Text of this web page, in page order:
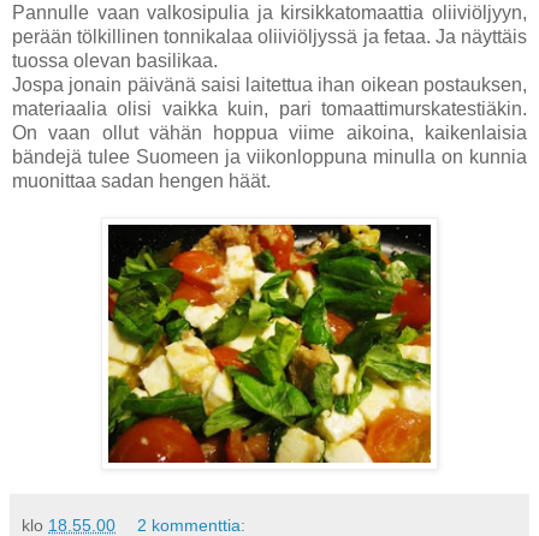
Pannulle vaan valkosipulia ja kirsikkatomaattia oliiviöljyyn,
perään tölkillinen tonnikalaa oliiviöljyssä ja fetaa. Ja näyttäis
tuossa olevan basilikaa.
Jospa jonain päivänä saisi laitettua ihan oikean postauksen,
materiaalia olisi vaikka kuin, pari tomaattimurskatestiäkin.
On vaan ollut vähän hoppua viime aikoina, kaikenlaisia
bändejä tulee Suomeen ja viikonloppuna minulla on kunnia
muonittaa sadan hengen häät.
klo 18.55.00 2 kommenttia: